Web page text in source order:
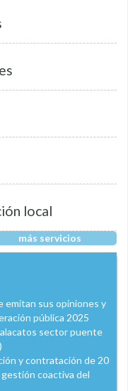
local
más servicios
emitan sus opiniones y
pública 2025
sector puente
y contratación de 20
coactiva del